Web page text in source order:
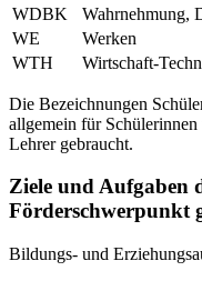
WDBK
Wahrnehmung,
WE
Werken
WTH
Wirtschaft-
Die Bezeichnungen
allgemein für
Lehrer gebraucht.
Ziele und Aufgaben
Förderschwerpunkt
Bildungs- und